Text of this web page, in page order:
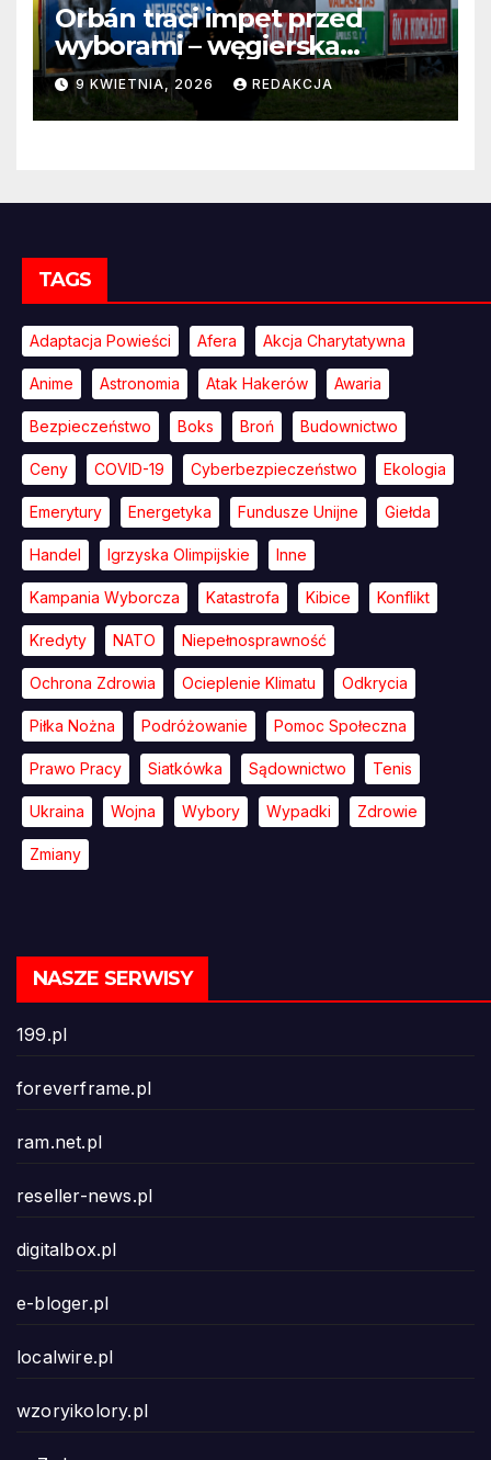
Orbán traci impet przed
wyborami – węgierska
propaganda przestaje
przekonywać
9 KWIETNIA, 2026 REDAKCJA
TAGS
Adaptacja Powieści Afera Akcja Charytatywna
Anime Astronomia Atak Hakerów Awaria
Bezpieczeństwo Boks Broń Budownictwo
Ceny COVID-19 Cyberbezpieczeństwo Ekologia
Emerytury Energetyka Fundusze Unijne Giełda
Handel Igrzyska Olimpijskie Inne
Kampania Wyborcza Katastrofa Kibice Konflikt
Kredyty NATO Niepełnosprawność
Ochrona Zdrowia Ocieplenie Klimatu Odkrycia
Piłka Nożna Podróżowanie Pomoc Społeczna
Prawo Pracy Siatkówka Sądownictwo Tenis
Ukraina Wojna Wybory Wypadki Zdrowie
Zmiany
NASZE SERWISY
199.pl
foreverframe.pl
ram.net.pl
reseller-news.pl
digitalbox.pl
e-bloger.pl
localwire.pl
wzoryikolory.pl